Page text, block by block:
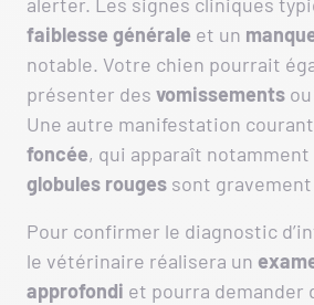
faiblesse générale et un
notable. Votre chien pourrait
présenter des vomissements
Une autre manifestation
foncée, qui apparaît notamment
globules rouges sont
Pour confirmer le diagnostic
le vétérinaire réalisera un
approfondi et pourra demander